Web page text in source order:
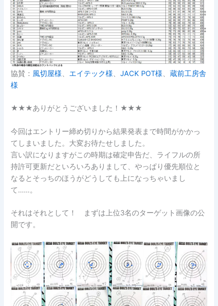
協賛： 風切屋様、 エイテック様、JACK POT様、蔵前工房舎
様
★★★ありがとうございました！★★★
今回はエントリー締め切りから結果発表まで時間がかかっ
てしまいました。大変お待たせしました。
言い訳になりますがこの時期は確定申告だ、ライフルの所
持許可更新だといろいろありまして、やっぱり優先順位と
なるとそっちのほうがどうしても上になっちゃいまし
て……。
それはそれとして！ まずは上位3名のターゲット画像の公
開です。